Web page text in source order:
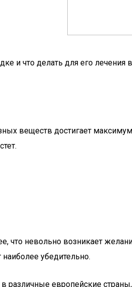
и что делать для его лечения
веществ достигает
что невольно возникает
убедительно.
различные европейские